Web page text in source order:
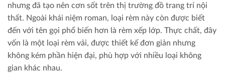
nhưng đã tạo nên cơn sốt trên thị trường đồ trang trí nội
thất. Ngoài khái niệm roman, loại rèm này còn được biết
đến với tên gọi phổ biến hơn là rèm xếp lớp. Thực chất, đây
vốn là một loại rèm vải, được thiết kế đơn giản nhưng
không kém phần hiện đại, phù hợp với nhiều loại không
gian khác nhau.